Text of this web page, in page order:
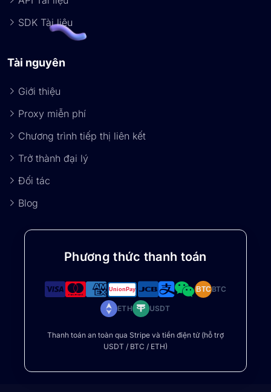
SDK Tài liệu
Tài nguyên
Giới thiệu
Proxy miễn phí
Chương trình tiếp thị liên kết
Trở thành đại lý
Đối tác
Blog
Phương thức thanh toán
BTCBTC
ETH USDT
Thanh toán an toàn qua Stripe và tiền điện tử (hỗ trợ
USDT / BTC / ETH)